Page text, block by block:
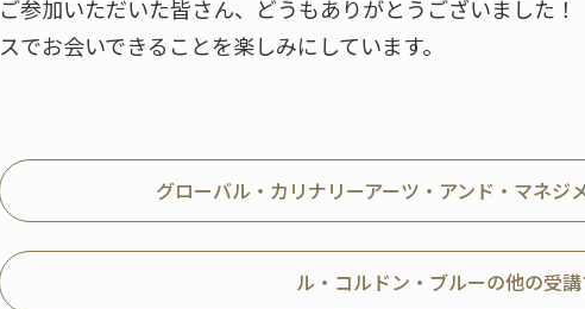
ご参加いただいた皆さん、どうもありがとうございました
スでお会いできることを楽しみにしています。
グローバル・カリナリーアーツ・アンド・マネジ
ル・コルドン・ブルーの他の受